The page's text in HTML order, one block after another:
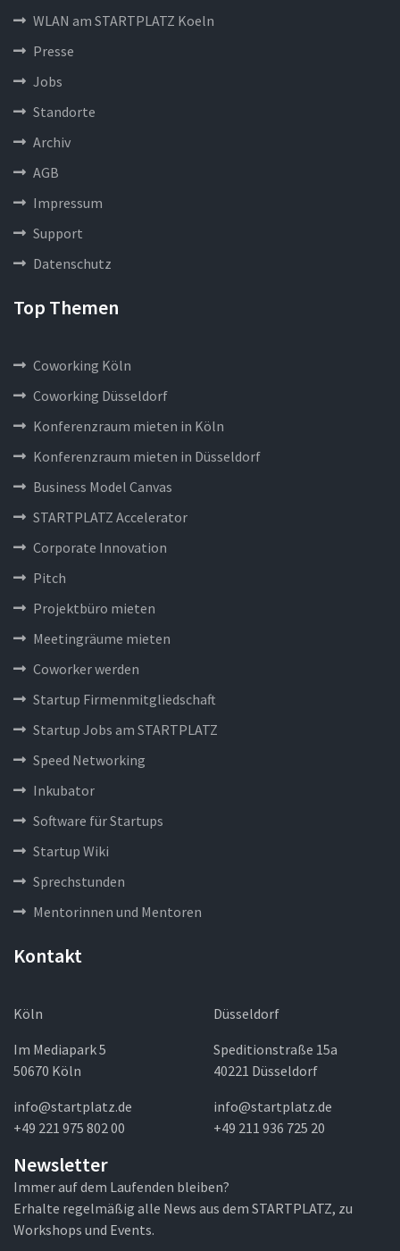
WLAN am STARTPLATZ Koeln
Presse
Jobs
Standorte
Archiv
AGB
Impressum
Support
Datenschutz
Top Themen
Coworking Köln
Coworking Düsseldorf
Konferenzraum mieten in Köln
Konferenzraum mieten in Düsseldorf
Business Model Canvas
STARTPLATZ Accelerator
Corporate Innovation
Pitch
Projektbüro mieten
Meetingräume mieten
Coworker werden
Startup Firmenmitgliedschaft
Startup Jobs am STARTPLATZ
Speed Networking
Inkubator
Software für Startups
Startup Wiki
Sprechstunden
Mentorinnen und Mentoren
Kontakt
Köln
Im Mediapark 5
50670 Köln
info@startplatz.de
+49 221 975 802 00
Düsseldorf
Speditionstraße 15a
40221 Düsseldorf
info@startplatz.de
+49 211 936 725 20
Newsletter
Immer auf dem Laufenden bleiben?
Erhalte regelmäßig alle News aus dem STARTPLATZ, zu
Workshops und Events.